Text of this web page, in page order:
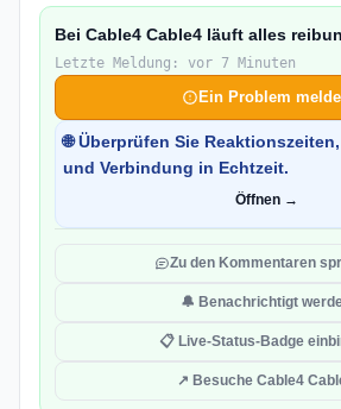
Bei Cable4 Cable4 läuft alles
Letzte Meldung: vor 7 Minuten
Ein Problem
🌐 Überprüfen Sie
und Verbindung in Echtzeit.
Öffnen →
Zu den Kommentaren
🔔 Benachrichtigt
📋 Live-Status-Badge
↗ Besuche Cable4